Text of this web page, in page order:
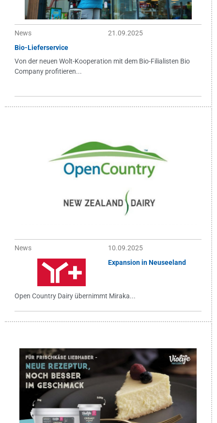
News
21.09.2025
Bio-Lieferservice
Von der neuen Wolt-Kooperation mit dem Bio-Filialisten Bio
Company profitieren...
News
10.09.2025
Expansion in Neuseeland
Open Country Dairy übernimmt Miraka...